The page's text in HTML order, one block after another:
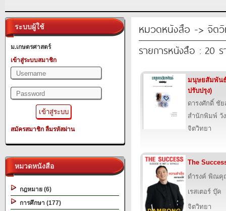
ระบบผู้ใช้
ม.เกษตรศาสตร์
เข้าสู่ระบบสมาชิก
สมัครสมาชิก ลืมรหัสผ่าน
หมวดหนังสือ
กฎหมาย (6)
การศึกษา (177)
หมวดหนังสือ -> จิต
รายการหนังสือ : 20 ร
มนุษยสัมพันธ์
ปรับปรุง)
ดารงศักดิ์ ชั
สำนักพิมพ์ วั
จิตวิทยา
The
ดำรงค์ พิณ
เรสเตอร์ บุ๊ค
จิตวิทยา